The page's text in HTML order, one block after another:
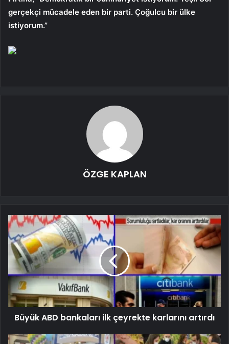
gerçekçi mücadele eden bir parti. Çoğulcu bir ülke
istiyorum.”
ÖZGE KAPLAN
Büyük ABD bankaları ilk çeyrekte karlarını artırdı